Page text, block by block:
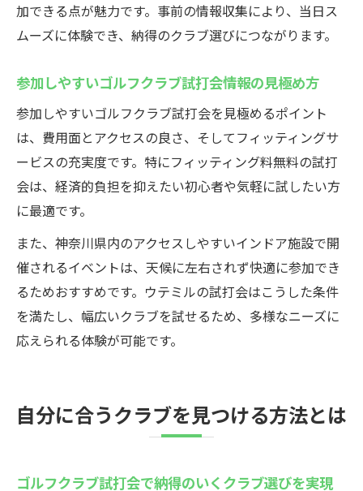
加できる点が魅力です。事前の情報収集により、当日ス
ムーズに体験でき、納得のクラブ選びにつながります。
参加しやすいゴルフクラブ試打会情報の見極め方
参加しやすいゴルフクラブ試打会を見極めるポイント
は、費用面とアクセスの良さ、そしてフィッティングサ
ービスの充実度です。特にフィッティング料無料の試打
会は、経済的負担を抑えたい初心者や気軽に試したい方
に最適です。
また、神奈川県内のアクセスしやすいインドア施設で開
催されるイベントは、天候に左右されず快適に参加でき
るためおすすめです。ウテミルの試打会はこうした条件
を満たし、幅広いクラブを試せるため、多様なニーズに
応えられる体験が可能です。
自分に合うクラブを見つける方法とは
ゴルフクラブ試打会で納得のいくクラブ選びを実現